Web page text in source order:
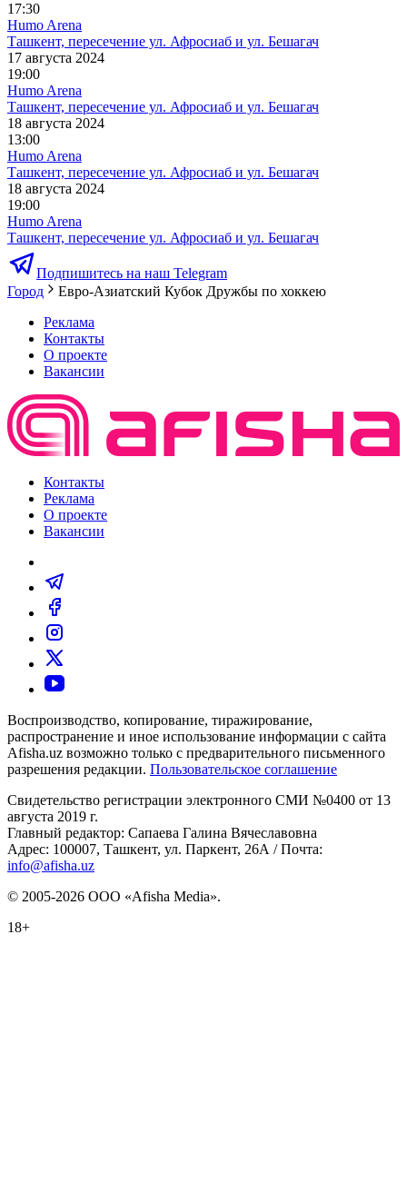
17:30
Humo Arena
Ташкент, пересечение ул. Афросиаб и ул. Бешагач
17 августа 2024
19:00
Humo Arena
Ташкент, пересечение ул. Афросиаб и ул. Бешагач
18 августа 2024
13:00
Humo Arena
Ташкент, пересечение ул. Афросиаб и ул. Бешагач
18 августа 2024
19:00
Humo Arena
Ташкент, пересечение ул. Афросиаб и ул. Бешагач
Подпишитесь на наш Telegram
Город
Евро-Азиатский Кубок Дружбы по хоккею
Реклама
Контакты
О проекте
Вакансии
Контакты
Реклама
О проекте
Вакансии
Воспроизводство, копирование, тиражирование,
распространение и иное использование информации с сайта
Afisha.uz возможно только с предварительного письменного
разрешения редакции. Пользовательское соглашение
Свидетельство регистрации электронного СМИ №0400 от 13
августа 2019 г.
Главный редактор: Сапаева Галина Вячеславовна
Адрес: 100007, Ташкент, ул. Паркент, 26А / Почта:
info@afisha.uz
© 2005-2026 ООО «Afisha Media».
18+